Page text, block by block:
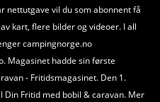
nettutgave vil du som abonnent få
kart, flere bilder og videoer. I all
campingnorge.no
Magasinet hadde sin første
- Fritidsmagasinet. Den 1.
Din Fritid med bobil &caravan. Mer